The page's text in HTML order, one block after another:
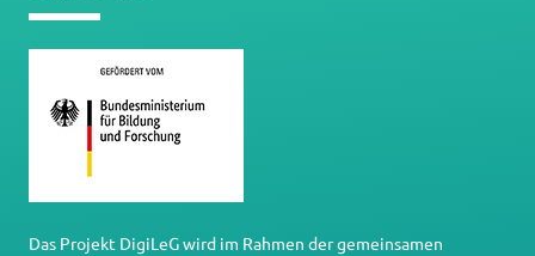
Das Projekt DigiLeG wird im Rahmen der gemeinsamen